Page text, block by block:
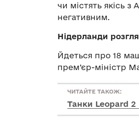
чи містять якісь з
негативним.
Нідерланди
Йдеться про 18
прем’єр-міністр
ЧИТАЙТЕ ТАКОЖ:
Танки Leopard 2